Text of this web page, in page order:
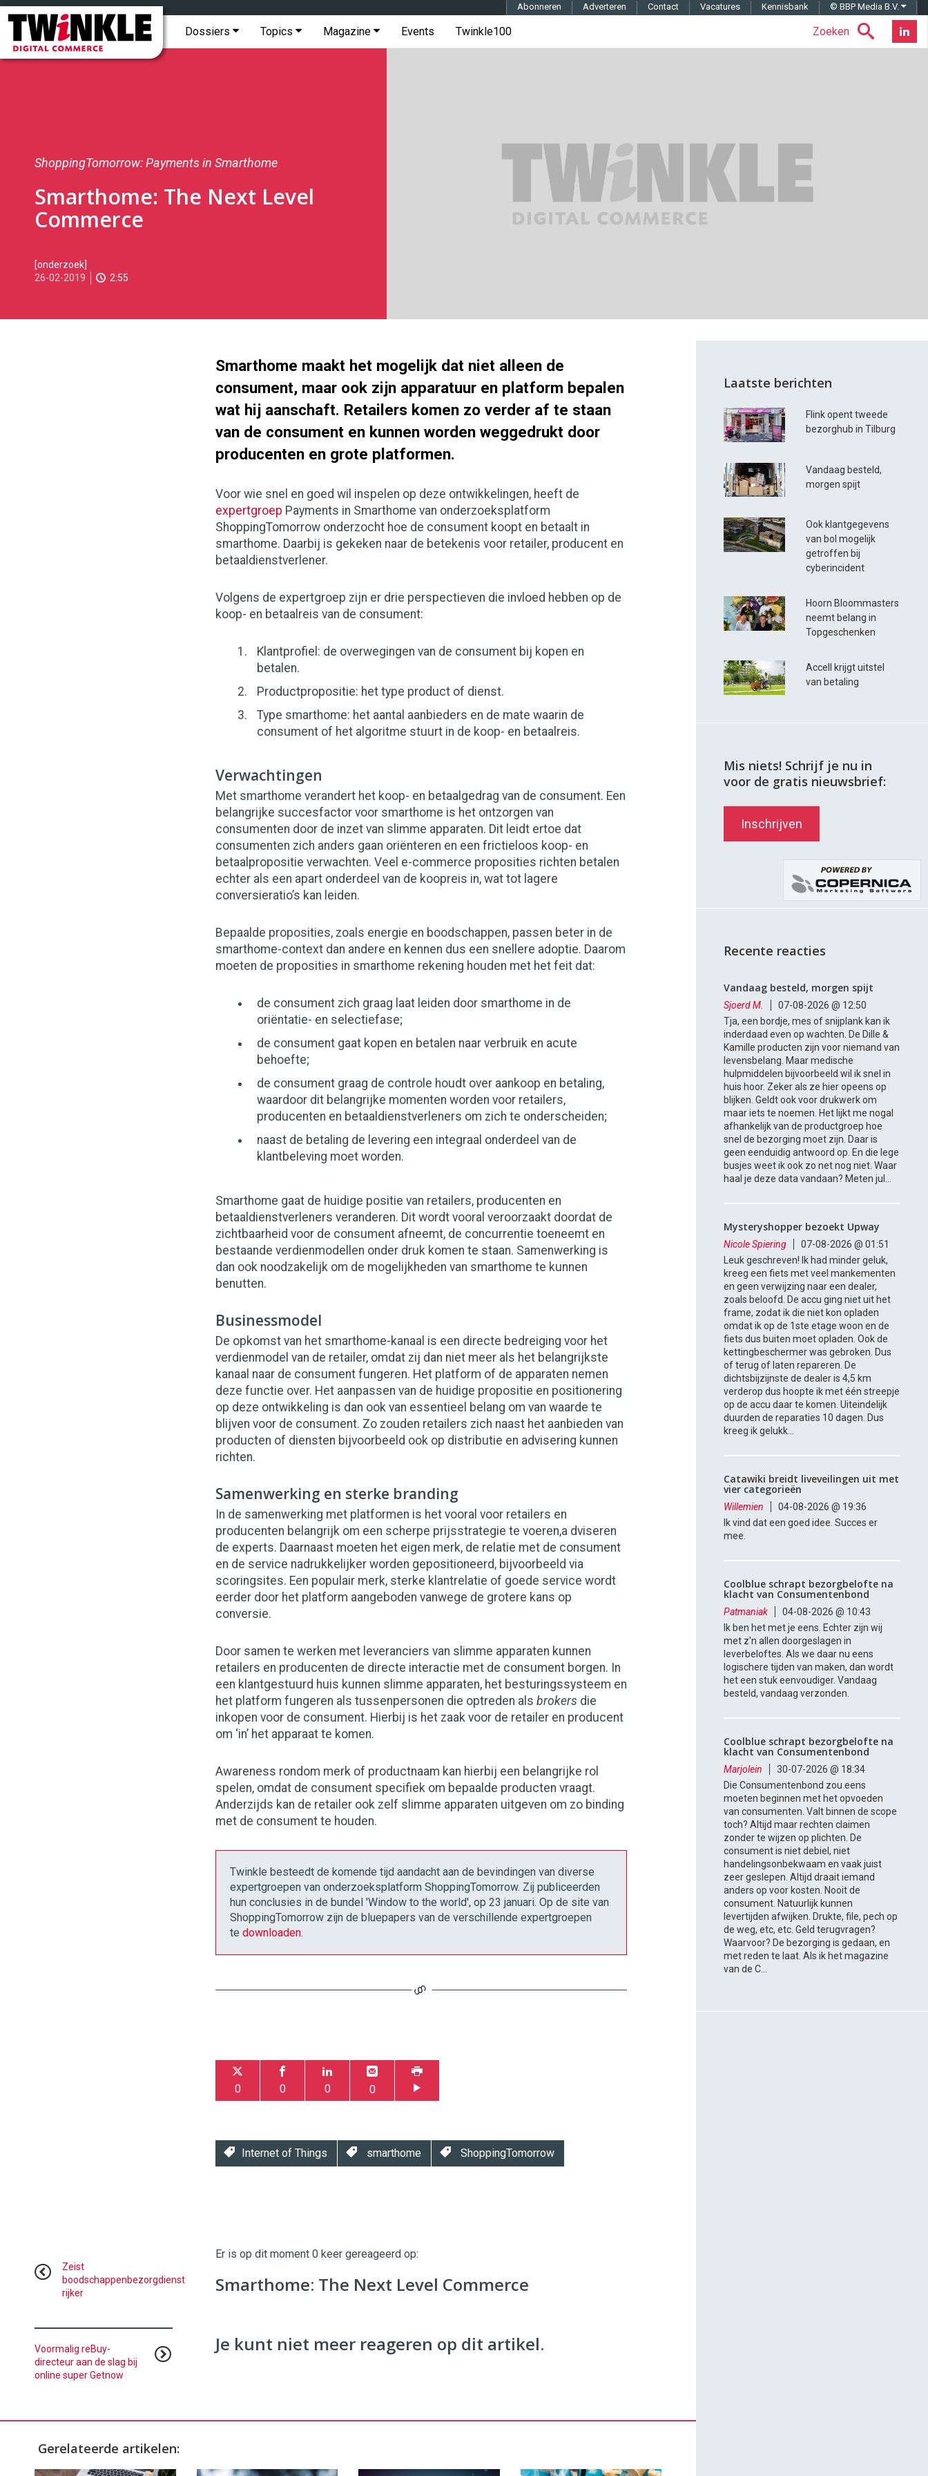
Twinkle
Digital
Commerce
Hoofdmenu Zoeken
Dossiers Topics Magazine Events Twinkle100
Topmenu Abonneren Adverteren Contact Vacatures Kennisbank © BBP Media B.V.
ShoppingTomorrow: Payments in Smarthome
Smarthome: The Next Level
Commerce
2019-
02-
02-
[onderzoek]
26-02-2019
2:55
Smarthome maakt het mogelijk dat niet alleen de
consument, maar ook zijn apparatuur en platform bepalen
wat hij aanschaft. Retailers komen zo verder af te staan
van de consument en kunnen worden weggedrukt door
producenten en grote platformen.
Voor wie snel en goed wil inspelen op deze ontwikkelingen, heeft de
expertgroep Payments in Smarthome van onderzoeksplatform
ShoppingTomorrow onderzocht hoe de consument koopt en betaalt in
smarthome. Daarbij is gekeken naar de betekenis voor retailer, producent en
betaaldienstverlener.
Volgens de expertgroep zijn er drie perspectieven die invloed hebben op de
koop- en betaalreis van de consument:
Klantprofiel: de overwegingen van de consument bij kopen en
betalen.
Productpropositie: het type product of dienst.
Type smarthome: het aantal aanbieders en de mate waarin de
consument of het algoritme stuurt in de koop- en betaalreis.
Verwachtingen
Met smarthome verandert het koop- en betaalgedrag van de consument. Een
belangrijke succesfactor voor smarthome is het ontzorgen van
consumenten door de inzet van slimme apparaten. Dit leidt ertoe dat
consumenten zich anders gaan oriënteren en een frictieloos koop- en
betaalpropositie verwachten. Veel e-commerce proposities richten betalen
echter als een apart onderdeel van de koopreis in, wat tot lagere
conversieratio’s kan leiden.
Bepaalde proposities, zoals energie en boodschappen, passen beter in de
smarthome-context dan andere en kennen dus een snellere adoptie. Daarom
moeten de proposities in smarthome rekening houden met het feit dat:
de consument zich graag laat leiden door smarthome in de
oriëntatie- en selectiefase;
de consument gaat kopen en betalen naar verbruik en acute
behoefte;
de consument graag de controle houdt over aankoop en betaling,
waardoor dit belangrijke momenten worden voor retailers,
producenten en betaaldienstverleners om zich te onderscheiden;
naast de betaling de levering een integraal onderdeel van de
klantbeleving moet worden.
Smarthome gaat de huidige positie van retailers, producenten en
betaaldienstverleners veranderen. Dit wordt vooral veroorzaakt doordat de
zichtbaarheid voor de consument afneemt, de concurrentie toeneemt en
bestaande verdienmodellen onder druk komen te staan. Samenwerking is
dan ook noodzakelijk om de mogelijkheden van smarthome te kunnen
benutten.
Businessmodel
De opkomst van het smarthome-kanaal is een directe bedreiging voor het
verdienmodel van de retailer, omdat zij dan niet meer als het belangrijkste
kanaal naar de consument fungeren. Het platform of de apparaten nemen
deze functie over. Het aanpassen van de huidige propositie en positionering
op deze ontwikkeling is dan ook van essentieel belang om van waarde te
blijven voor de consument. Zo zouden retailers zich naast het aanbieden van
producten of diensten bijvoorbeeld ook op distributie en advisering kunnen
richten.
Samenwerking en sterke branding
In de samenwerking met platformen is het vooral voor retailers en
producenten belangrijk om een scherpe prijsstrategie te voeren,a dviseren
de experts. Daarnaast moeten het eigen merk, de relatie met de consument
en de service nadrukkelijker worden gepositioneerd, bijvoorbeeld via
scoringsites. Een populair merk, sterke klantrelatie of goede service wordt
eerder door het platform aangeboden vanwege de grotere kans op
conversie.
Door samen te werken met leveranciers van slimme apparaten kunnen
retailers en producenten de directe interactie met de consument borgen. In
een klantgestuurd huis kunnen slimme apparaten, het besturingssysteem en
het platform fungeren als tussenpersonen die optreden als brokers die
inkopen voor de consument. Hierbij is het zaak voor de retailer en producent
om ‘in’ het apparaat te komen.
Awareness rondom merk of productnaam kan hierbij een belangrijke rol
spelen, omdat de consument specifiek om bepaalde producten vraagt.
Anderzijds kan de retailer ook zelf slimme apparaten uitgeven om zo binding
met de consument te houden.
Twinkle besteedt de komende tijd aandacht aan de bevindingen van diverse
expertgroepen van onderzoeksplatform ShoppingTomorrow. Zij publiceerden
hun conclusies in de bundel 'Window to the world', op 23 januari. Op de site van
ShoppingTomorrow zijn de bluepapers van de verschillende expertgroepen
te downloaden.
0 0 0 0
Internet of Things smarthome ShoppingTomorrow
Digital
96 54
Er is op dit moment 0 keer gereageerd op:
Smarthome: The Next Level Commerce
Je kunt niet meer reageren op dit artikel.
Zeist
boodschappenbezorgdienst
rijker
Voormalig reBuy-
directeur aan de slag bij
online super Getnow
Gerelateerde artikelen:
Laatste berichten
Flink opent tweede
bezorghub in Tilburg
Vandaag besteld,
morgen spijt
Ook klantgegevens
van bol mogelijk
getroffen bij
cyberincident
Hoorn Bloommasters
neemt belang in
Topgeschenken
Accell krijgt uitstel
van betaling
Mis niets! Schrijf je nu in
voor de gratis nieuwsbrief:
Inschrijven
Recente reacties
Vandaag besteld, morgen spijt
Sjoerd M.
07-08-2026 @ 12:50
Tja, een bordje, mes of snijplank kan ik
inderdaad even op wachten. De Dille &
Kamille producten zijn voor niemand van
levensbelang. Maar medische
hulpmiddelen bijvoorbeeld wil ik snel in
huis hoor. Zeker als ze hier opeens op
blijken. Geldt ook voor drukwerk om
maar iets te noemen. Het lijkt me nogal
afhankelijk van de productgroep hoe
snel de bezorging moet zijn. Daar is
geen eenduidig antwoord op. En die lege
busjes weet ik ook zo net nog niet. Waar
haal je deze data vandaan? Meten jul...
Mysteryshopper bezoekt Upway
Nicole Spiering
07-08-2026 @ 01:51
Leuk geschreven! Ik had minder geluk,
kreeg een fiets met veel mankementen
en geen verwijzing naar een dealer,
zoals beloofd. De accu ging niet uit het
frame, zodat ik die niet kon opladen
omdat ik op de 1ste etage woon en de
fiets dus buiten moet opladen. Ook de
kettingbeschermer was gebroken. Dus
of terug of laten repareren. De
dichtsbijzijnste de dealer is 4,5 km
verderop dus hoopte ik met één streepje
op de accu daar te komen. Uiteindelijk
duurden de reparaties 10 dagen. Dus
kreeg ik gelukk...
Catawiki breidt liveveilingen uit met
vier categorieën
Willemien
04-08-2026 @ 19:36
Ik vind dat een goed idee. Succes er
mee.
Coolblue schrapt bezorgbelofte na
klacht van Consumentenbond
Patmaniak
04-08-2026 @ 10:43
Ik ben het met je eens. Echter zijn wij
met z'n allen doorgeslagen in
leverbeloftes. Als we daar nu eens
logischere tijden van maken, dan wordt
het een stuk eenvoudiger. Vandaag
besteld, vandaag verzonden.
Coolblue schrapt bezorgbelofte na
klacht van Consumentenbond
Marjolein
30-07-2026 @ 18:34
Die Consumentenbond zou eens
moeten beginnen met het opvoeden
van consumenten. Valt binnen de scope
toch? Altijd maar rechten claimen
zonder te wijzen op plichten. De
consument is niet debiel, niet
handelingsonbekwaam en vaak juist
zeer geslepen. Altijd draait iemand
anders op voor kosten. Nooit de
consument. Natuurlijk kunnen
levertijden afwijken. Drukte, file, pech op
de weg, etc, etc. Geld terugvragen?
Waarvoor? De bezorging is gedaan, en
met reden te laat. Als ik het magazine
van de C...